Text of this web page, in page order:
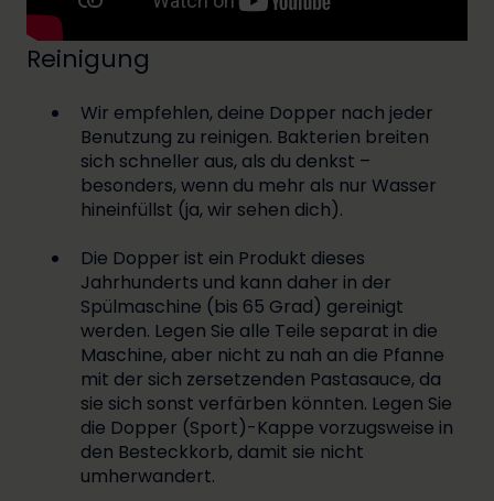
Reinigung
Wir empfehlen, deine Dopper nach jeder
Benutzung zu reinigen. Bakterien breiten
sich schneller aus, als du denkst –
besonders, wenn du mehr als nur Wasser
hineinfüllst (ja, wir sehen dich).
Die Dopper ist ein Produkt dieses
Jahrhunderts und kann daher in der
Spülmaschine (bis 65 Grad) gereinigt
werden. Legen Sie alle Teile separat in die
Maschine, aber nicht zu nah an die Pfanne
mit der sich zersetzenden Pastasauce, da
sie sich sonst verfärben könnten. Legen Sie
die Dopper (Sport)-Kappe vorzugsweise in
den Besteckkorb, damit sie nicht
umherwandert.